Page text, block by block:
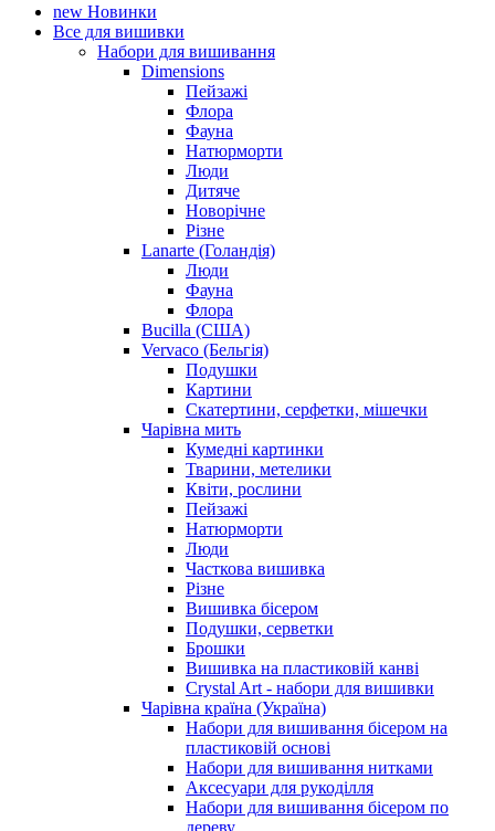
new Новинки
Все для вишивки
Набори для вишивання
Dimensions
Пейзажі
Флора
Фауна
Натюрморти
Люди
Дитяче
Новорічне
Різне
Lanarte (Голандія)
Люди
Фауна
Флора
Bucilla (США)
Vervaco (Бельгія)
Подушки
Картини
Скатертини, серфетки, мішечки
Чарiвна мить
Кумедні картинки
Тварини, метелики
Квіти, рослини
Пейзажі
Натюрморти
Люди
Часткова вишивка
Різне
Вишивка бісером
Подушки, серветки
Брошки
Вишивка на пластиковій канві
Crystal Art - набори для вишивки
Чарівна країна (Україна)
Набори для вишивання бісером на
пластиковій основі
Набори для вишивання нитками
Аксесуари для рукоділля
Набори для вишивання бісером по
дереву